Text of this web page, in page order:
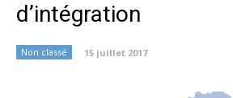
d’intégration
Non classé 15 juillet 2017